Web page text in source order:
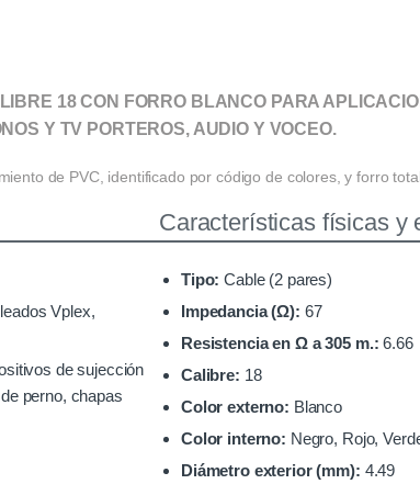
18 CON FORRO BLANCO PARA
Y TV PORTEROS, AUDIO Y VOCEO.
de PVC, identificado por código de colores, y forro
Vplex,
de sujección
perno, chapas
Características físicas y
Tipo: Cable (2 pares)
Impedancia (Ω): 67
Resistencia en Ω a 305 m.: 6.66
Calibre: 18
Color externo: Blanco
Color interno: Negro, Rojo,
Diámetro exterior (mm): 4.49